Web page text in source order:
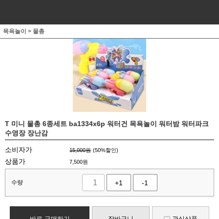
목욕놀이 > 물총
T 미니 물총 6종세트 ba1334x6p 워터건 목욕놀이 워터밤 워터파크
수영장 장난감
소비자가 15,000원 (50%할인)
상품가 7,500원
수량 +1 -1